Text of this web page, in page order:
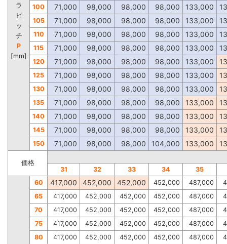
ラ
ピ
ッ
チ
P
[mm]
100 71,000 98,000 98,000 98,000 133,000
105 71,000 98,000 98,000 98,000 133,000
110 71,000 98,000 98,000 98,000 133,000
115 71,000 98,000 98,000 98,000 133,000
120 71,000 98,000 98,000 98,000 133,000
125 71,000 98,000 98,000 98,000 133,000
130 71,000 98,000 98,000 98,000 133,000
135 71,000 98,000 98,000 98,000 133,000
140 71,000 98,000 98,000 98,000 133,000
145 71,000 98,000 98,000 98,000 133,000
150 71,000 98,000 98,000 104,000 133,000
価格
31
32 33 34 35
60 417,000 452,000 452,000 452,000 487,000
65
417,000 452,000 452,000 452,000 487,000
70
417,000 452,000 452,000 452,000 487,000
75
417,000 452,000 452,000 452,000 487,000
80
417,000 452,000 452,000 452,000 487,000